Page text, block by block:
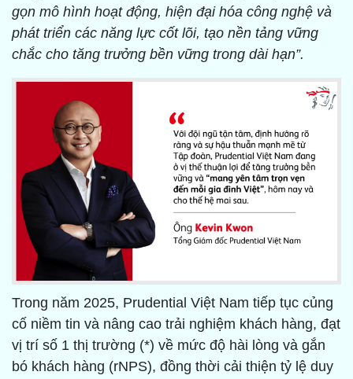
gọn mô hình hoạt động, hiện đại hóa công nghệ và
phát triển các năng lực cốt lõi, tạo nền tảng vững
chắc cho tăng trưởng bền vững trong dài hạn”.
Trong năm 2025, Prudential Việt Nam tiếp tục củng
cố niềm tin và nâng cao trải nghiệm khách hàng, đạt
vị trí số 1 thị trường (*) về mức độ hài lòng và gắn
bó khách hàng (rNPS), đồng thời cải thiện tỷ lệ duy